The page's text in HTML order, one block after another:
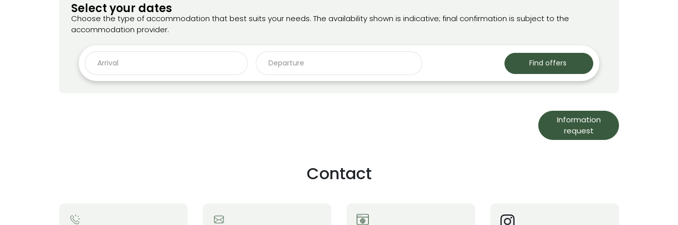
Select your dates
Choose the type of accommodation that best suits your needs. The availability shown is indicative; final confirmation is subject to the
accommodation provider.
Find offers
Information
request
Contact